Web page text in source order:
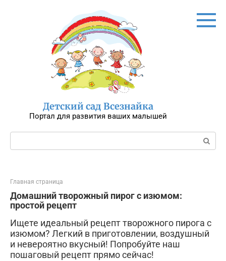
Детский сад Всезнайка
Портал для развития ваших малышей
Поиск:
Главная страница
Домашний творожный пирог с изюмом:
простой рецепт
Ищете идеальный рецепт творожного пирога с
изюмом? Легкий в приготовлении, воздушный
и невероятно вкусный! Попробуйте наш
пошаговый рецепт прямо сейчас!